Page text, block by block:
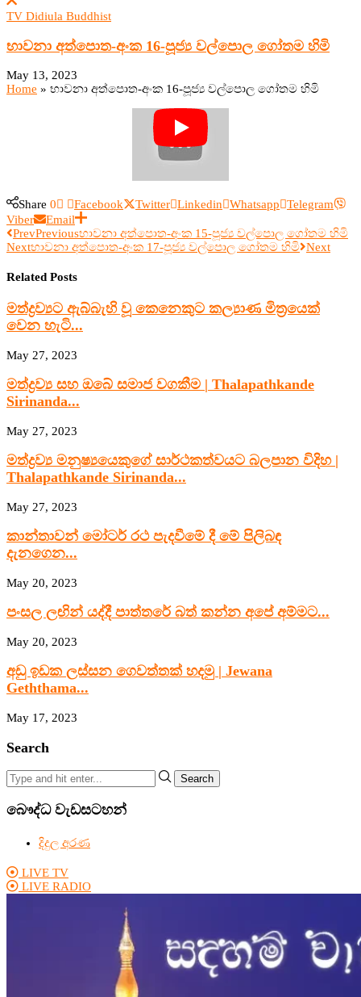
TV Didiula Buddhist
භාවනා අත්පොත​-අංක 16-පූජ්‍ය වල්පොල ගෝතම​ හිමි
May 13, 2023
Home » භාවනා අත්පොත​-අංක 16-පූජ්‍ය වල්පොල ගෝතම​ හිමි
Share 0 Facebook Twitter Linkedin Whatsapp
Telegram
Viber
Email
PrevPreviousභාවනා අත්පොත​-අංක 15-පූජ්‍ය වල්පොල ගෝතම​ හිමි
Nextභාවනා අත්පොත​-අංක 17-පූජ්‍ය වල්පොල ගෝතම​ හිමි Next
Related Posts
මත්ද්‍රව්‍යට ඇබ්බැහි වූ කෙනෙකුට කල්‍යාණ මිත්‍රයෙක්
වෙන හැටි...
May 27, 2023
මත්ද්‍රව්‍ය සහ ඔබේ සමාජ වගකීම | Thalapathkande
Sirinanda...
May 27, 2023
මත්ද්‍රව්‍ය මනුෂ්‍යයෙකුගේ සාර්ථකත්වයට බලපාන විදිහ |
Thalapathkande Sirinanda...
May 27, 2023
කාන්තාවන් මෝටර් රථ පැදවීමේ දී මේ පිලිබඳ
දැනගෙන...
May 20, 2023
පංසල ලඟින් යද්දී පාත්තරේ බත් කන්න අපේ අම්මට...
May 20, 2023
අඩු ඉඩක ලස්සන ගෙවත්තක් හදමු | Jewana
Geththama...
May 17, 2023
Search
Search
බෞද්ධ වැඩසටහන්
දිදුල අරණ
LIVE TV
LIVE RADIO